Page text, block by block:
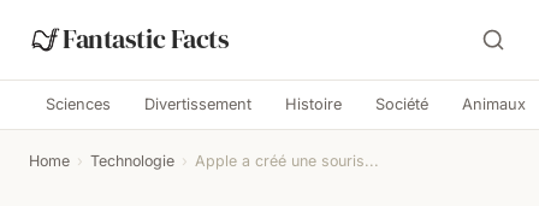
Fantastic Facts
Sciences Divertissement Histoire Société Animaux
Home › Technologie › Apple a créé une souris...